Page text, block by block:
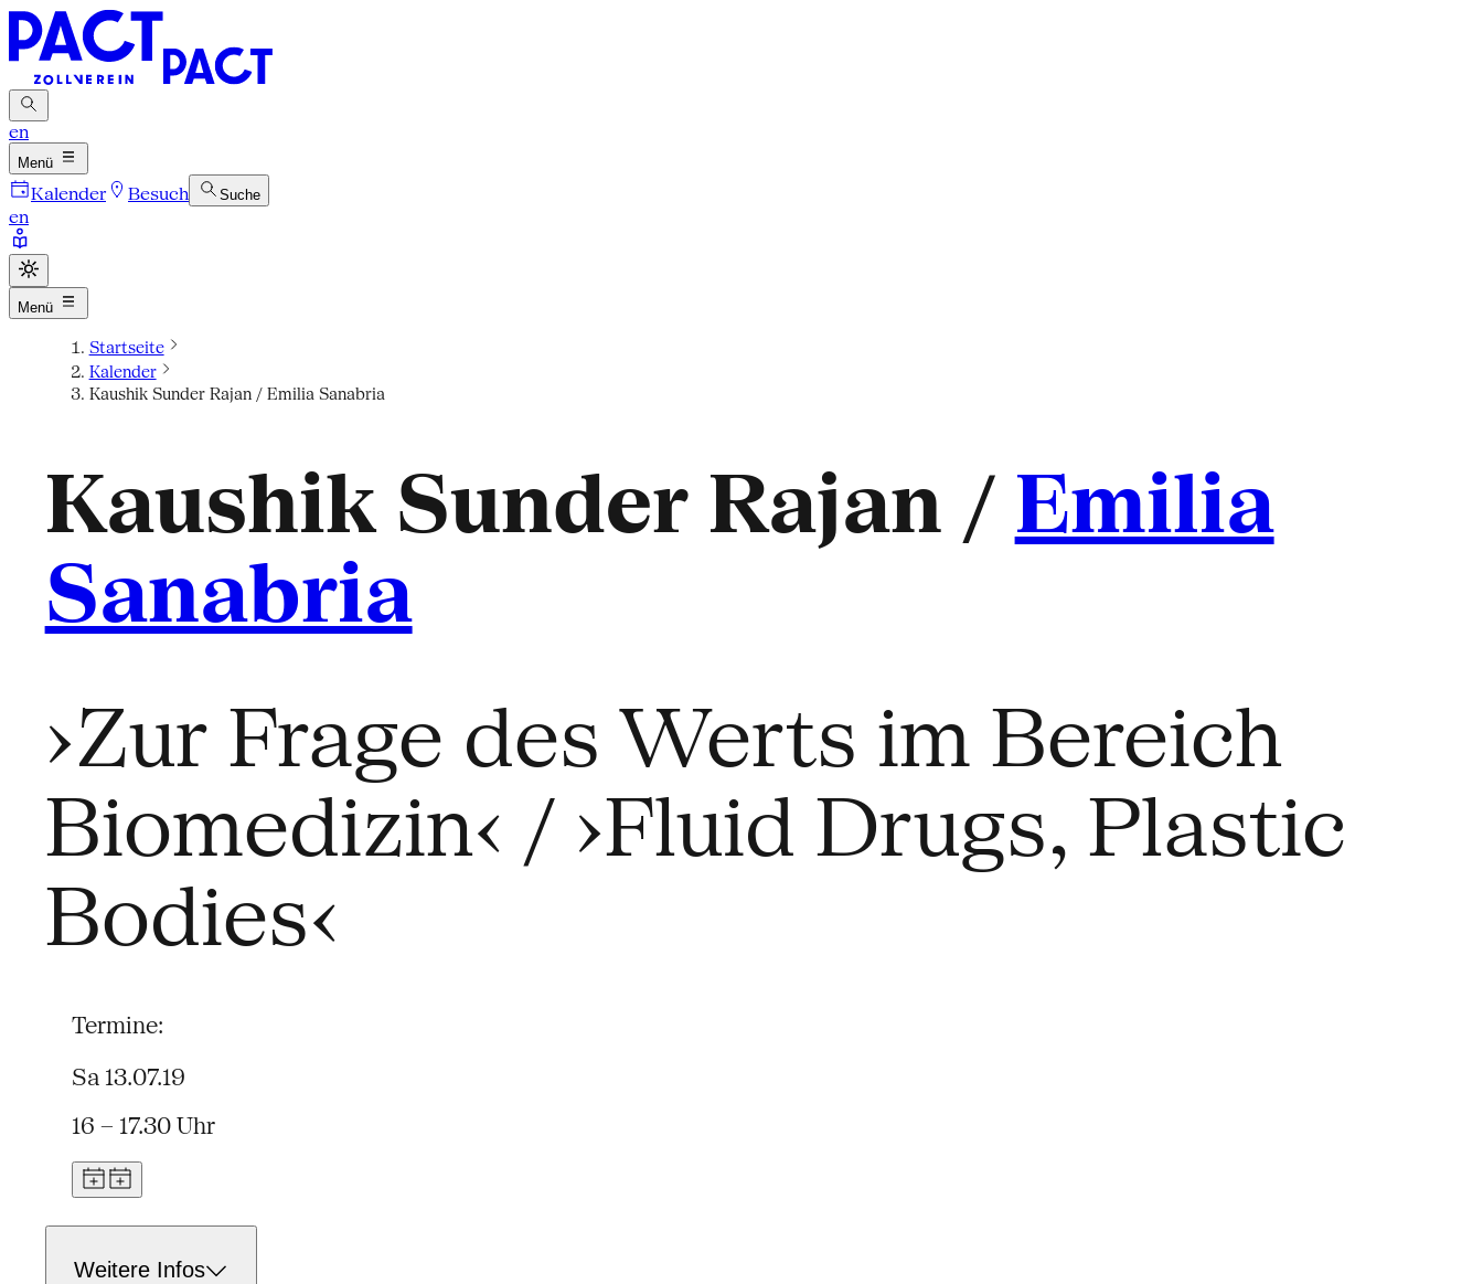
en
Menü
Kalender Besuch Suche
en
Menü
Startseite
Kalender
Kaushik Sunder Rajan / Emilia Sanabria
Kaushik Sunder Rajan / Emilia
Sanabria
›Zur Frage des Werts im Bereich
Biomedizin‹ / ›Fluid Drugs, Plastic
Bodies‹
Termine:
Sa 13.07.19
16 – 17.30 Uhr
Weitere Infos